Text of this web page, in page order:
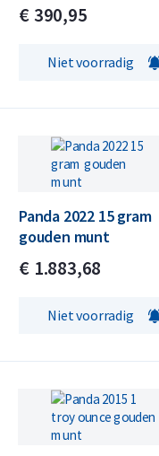
€ 390,95
Niet voorradig
Panda 2022 15 gram
gouden munt
€ 1.883,68
Niet voorradig